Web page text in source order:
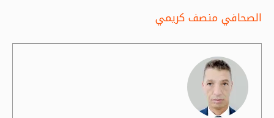
الصحافي منصف كريمي